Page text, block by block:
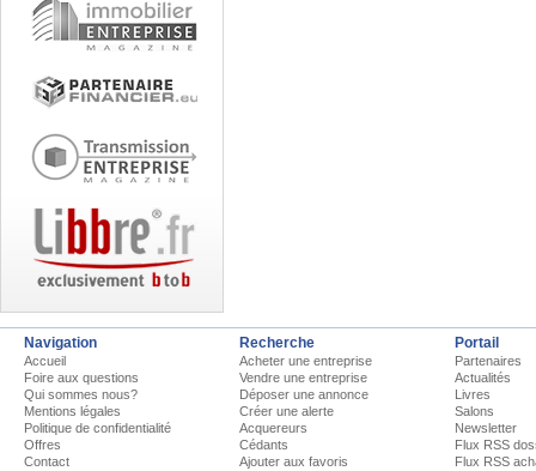
Navigation
Accueil
Foire aux questions
Qui sommes nous?
Mentions légales
Politique de confidentialité
Offres
Contact
Recherche
Acheter une entreprise
Vendre une entreprise
Déposer une annonce
Créer une alerte
Acquereurs
Cédants
Ajouter aux favoris
Portail
Partenaires
Actualités
Livres
Salons
Newsletter
Flux RSS
Flux RSS